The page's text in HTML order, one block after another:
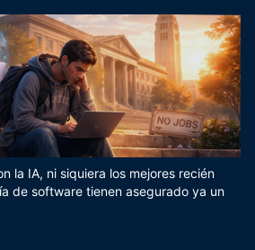
la IA, ni siquiera los mejores recién
de software tienen asegurado ya un